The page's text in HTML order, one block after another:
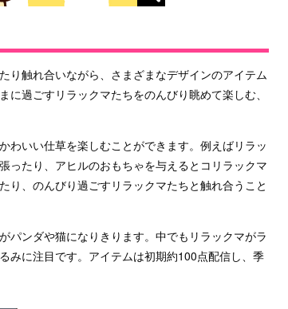
り触れ合いながら、さまざまなデザインのアイテム
過ごすリラックマたちをのんびり眺めて楽しむ、
わいい仕草を楽しむことができます。例えばリラッ
ったり、アヒルのおもちゃを与えるとコリラックマ
り、のんびり過ごすリラックマたちと触れ合うこと
パンダや猫になりきります。中でもリラックマがラ
みに注目です。アイテムは初期約100点配信し、季